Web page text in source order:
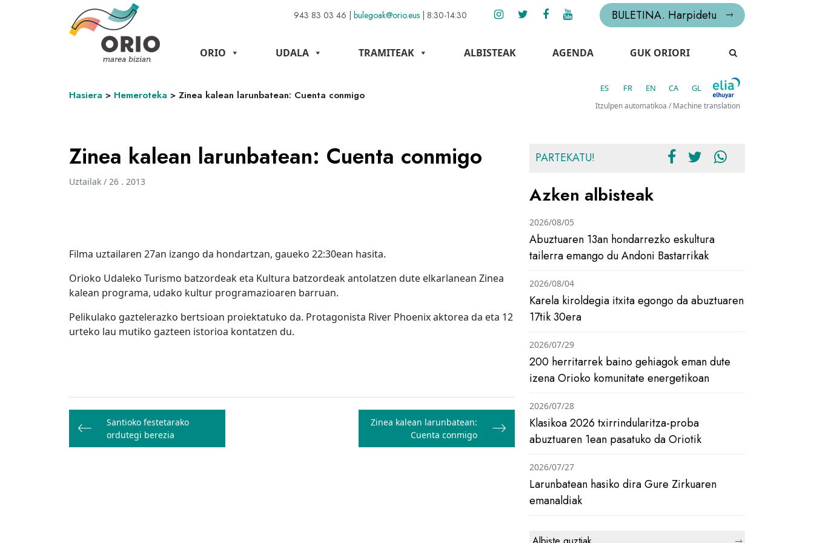
943 83 03 46 | bulegoak@orio.eus | 8:30-14:30 BULETINA. Harpidetu
ORIO UDALA TRAMITEAK ALBISTEAK AGENDA GUK ORIORI
Hasiera > Hemeroteka > Zinea kalean larunbatean: Cuenta conmigo
ES FR EN CA GL
Itzulpen automatikoa / Machine translation
Zinea kalean larunbatean: Cuenta conmigo
Uztailak / 26 . 2013
Filma uztailaren 27an izango da hondartzan, gaueko 22:30ean hasita.
Orioko Udaleko Turismo batzordeak eta Kultura batzordeak antolatzen dute elkarlanean Zinea
kalean programa, udako kultur programazioaren barruan.
Pelikulako gaztelerazko bertsioan proiektatuko da. Protagonista River Phoenix aktorea da eta 12
urteko lau mutiko gazteen istorioa kontatzen du.
Bidalketetan
zehar
nabigatu
Santioko festetarako
ordutegi berezia
Zinea kalean larunbatean:
Cuenta conmigo
PARTEKATU!
Azken albisteak
Abuztuaren 13an hondarrezko eskultura
tailerra emango du Andoni Bastarrikak
2026/08/05
Karela kiroldegia itxita egongo da abuztuaren
17tik 30era
2026/08/04
200 herritarrek baino gehiagok eman dute
izena Orioko komunitate energetikoan
2026/07/29
Klasikoa 2026 txirrindularitza-proba
abuztuaren 1ean pasatuko da Oriotik
2026/07/28
Larunbatean hasiko dira Gure Zirkuaren
emanaldiak
2026/07/27